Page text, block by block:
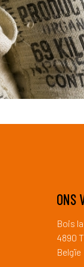
ONS
Bois
4890
Belgïe